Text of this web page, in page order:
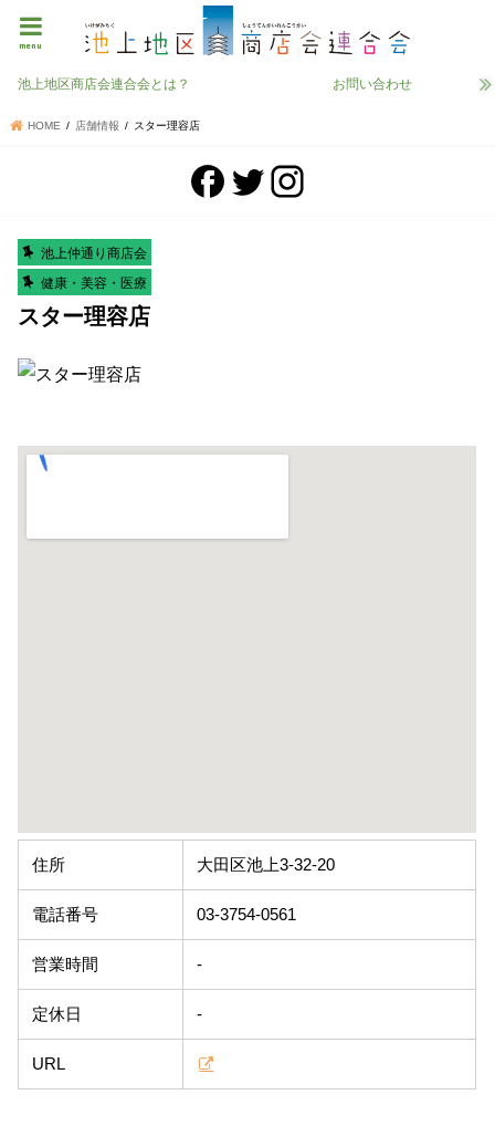
menu
池上地区商店会連合会とは？ お問い合わせ
HOME 店舗情報 スター理容店
池上仲通り商店会
健康・美容・医療
スター理容店
住所 大田区池上3-32-20
電話番号 03-3754-0561
営業時間 -
定休日 -
URL